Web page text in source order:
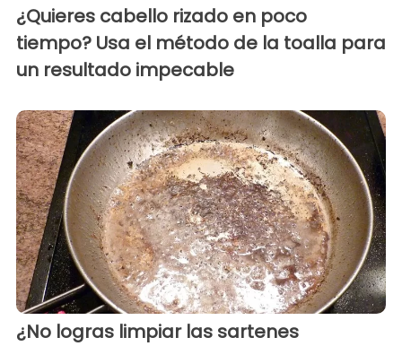
¿Quieres cabello rizado en poco
tiempo? Usa el método de la toalla para
un resultado impecable
¿No logras limpiar las sartenes